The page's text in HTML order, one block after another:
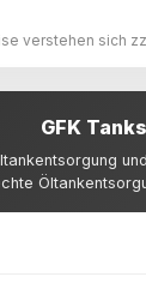
verstehen sich
GFK Tanks